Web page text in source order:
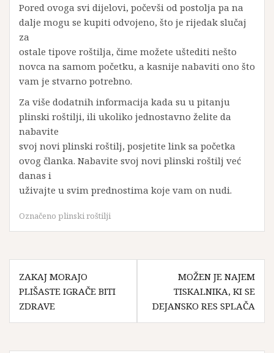
Pored ovoga svi dijelovi, počevši od postolja pa na
dalje mogu se kupiti odvojeno, što je rijedak slučaj
za
ostale tipove roštilja, čime možete uštediti nešto
novca na samom početku, a kasnije nabaviti ono što
vam je stvarno potrebno.
Za više dodatnih informacija kada su u pitanju
plinski roštilji, ili ukoliko jednostavno želite da
nabavite
svoj novi plinski roštilj, posjetite link sa početka
ovog članka. Nabavite svoj novi plinski roštilj već
danas i
uživajte u svim prednostima koje vam on nudi.
Označeno plinski roštilji
Navigacija
prispevka
ZAKAJ MORAJO
PLIŠASTE IGRAČE BITI
ZDRAVE
MOŽEN JE NAJEM
TISKALNIKA, KI SE
DEJANSKO RES SPLAČA